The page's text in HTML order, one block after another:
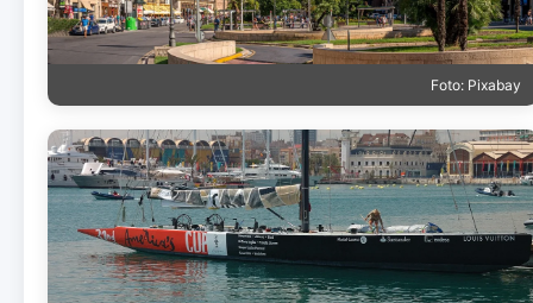
Foto: Pixabay